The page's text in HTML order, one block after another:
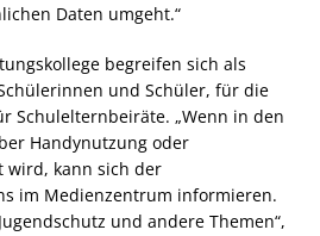
Daten umgeht.“
begreifen sich als
und Schüler, für die
Schulelternbeiräte. „Wenn in den
Handynutzung oder
wird, kann sich der
im Medienzentrum informieren.
und andere Themen“,